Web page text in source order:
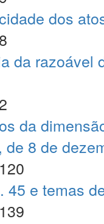
dos
da razoável
da
de 8 de
45 e temas